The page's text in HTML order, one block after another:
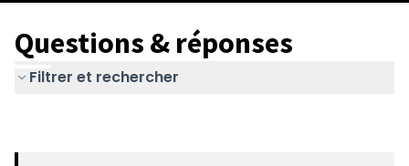
Questions & réponses
Filtrer et rechercher